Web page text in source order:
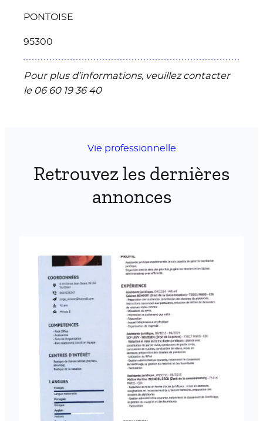
PONTOISE
95300
Pour plus d’informations, veuillez contacter
le 06 60 19 36 40
Vie professionnelle
Retrouvez les dernières
annonces